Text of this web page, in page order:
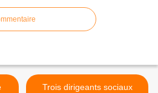
Trois dirigeants sociaux